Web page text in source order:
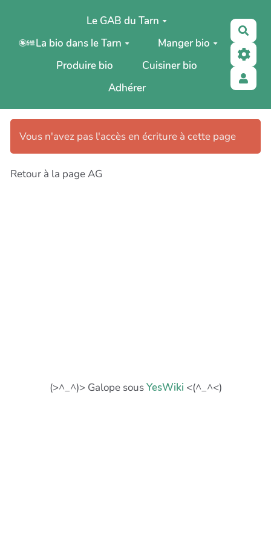
Aller au contenu principal
Le GAB du Tarn
La bio dans le Tarn
Manger bio
Produire bio
Cuisiner bio
Adhérer
Vous n'avez pas l'accès en écriture à cette page
Retour à la page AG
(>^_^)> Galope sousYesWiki <(^_^<)